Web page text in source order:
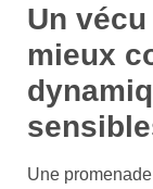
Un
mieux
Une